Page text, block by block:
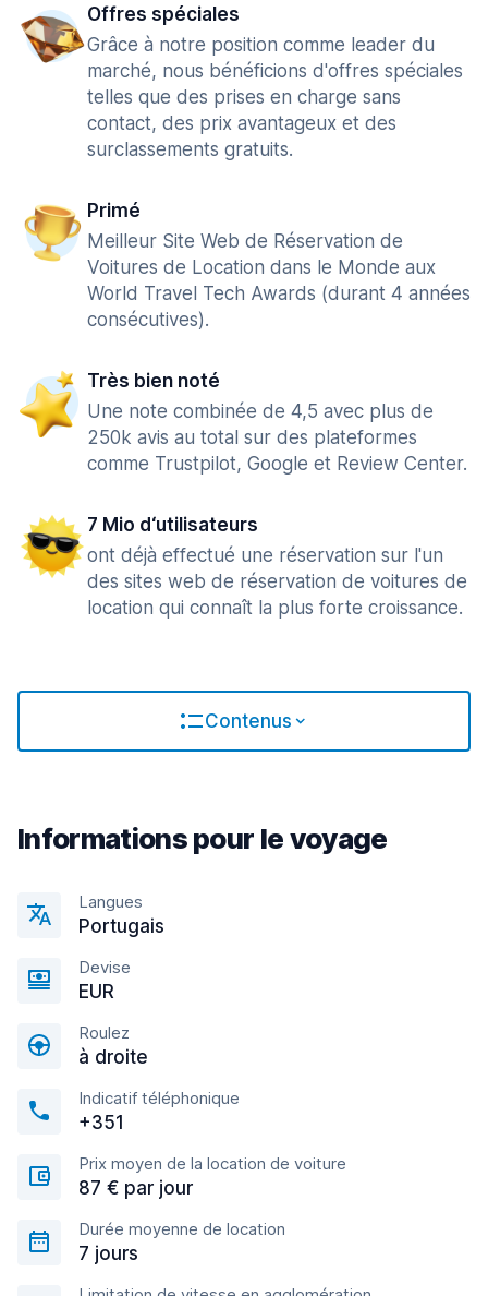
Offres spéciales
Grâce à notre position comme leader du
marché, nous bénéficions d'offres spéciales
telles que des prises en charge sans
contact, des prix avantageux et des
surclassements gratuits.
Primé
Meilleur Site Web de Réservation de
Voitures de Location dans le Monde aux
World Travel Tech Awards (durant 4 années
consécutives).
Très bien noté
Une note combinée de 4,5 avec plus de
250k avis au total sur des plateformes
comme Trustpilot, Google et Review Center.
7 Mio d‘utilisateurs
ont déjà effectué une réservation sur l'un
des sites web de réservation de voitures de
location qui connaît la plus forte croissance.
Contenus
Informations pour le voyage
Langues
Portugais
Devise
EUR
Roulez
à droite
Indicatif téléphonique
+351
Prix moyen de la location de voiture
87 € par jour
Durée moyenne de location
7 jours